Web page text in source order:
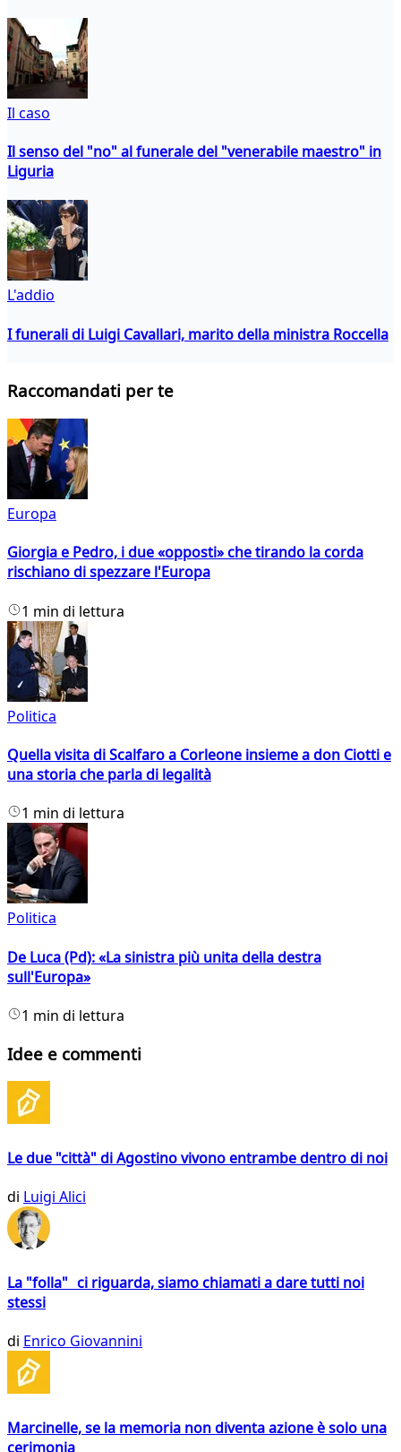
Il caso
Il senso del "no" al funerale del "venerabile maestro" in
Liguria
L'addio
I funerali di Luigi Cavallari, marito della ministra Roccella
Raccomandati per te
Europa
Giorgia e Pedro, i due «opposti» che tirando la corda
rischiano di spezzare l'Europa
1 min di lettura
Politica
Quella visita di Scalfaro a Corleone insieme a don Ciotti e
una storia che parla di legalità
1 min di lettura
Politica
De Luca (Pd): «La sinistra più unita della destra
sull'Europa»
1 min di lettura
Idee e commenti
Le due "città" di Agostino vivono entrambe dentro di noi
di Luigi Alici
La "folla" ci riguarda, siamo chiamati a dare tutti noi
stessi
di Enrico Giovannini
Marcinelle, se la memoria non diventa azione è solo una
cerimonia